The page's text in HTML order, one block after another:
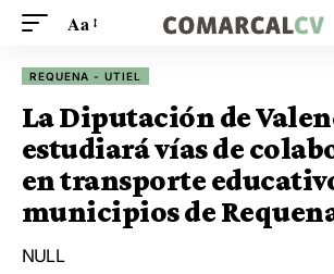
Aa
REQUENA - UTIEL
La Diputación de
estudiará vías de
en transporte
municipios de
NULL